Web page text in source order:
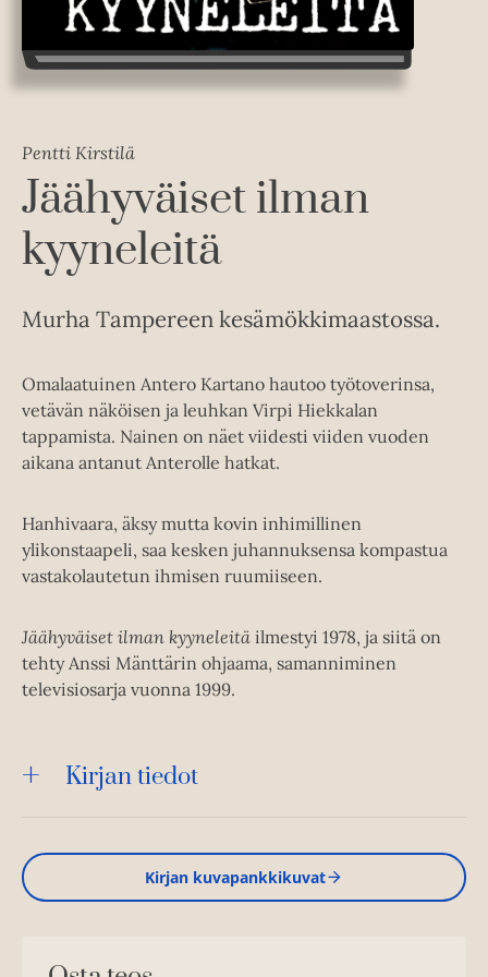
Pentti Kirstilä
Jäähyväiset ilman
kyyneleitä
Murha Tampereen kesämökkimaastossa.
Omalaatuinen Antero Kartano hautoo työtoverinsa,
vetävän näköisen ja leuhkan Virpi Hiekkalan
tappamista. Nainen on näet viidesti viiden vuoden
aikana antanut Anterolle hatkat.
Hanhivaara, äksy mutta kovin inhimillinen
ylikonstaapeli, saa kesken juhannuksensa kompastua
vastakolautetun ihmisen ruumiiseen.
Jäähyväiset ilman kyyneleitä ilmestyi 1978, ja siitä on
tehty Anssi Mänttärin ohjaama, samanniminen
televisiosarja vuonna 1999.
Kirjan tiedot
Kirjan kuvapankkikuvat